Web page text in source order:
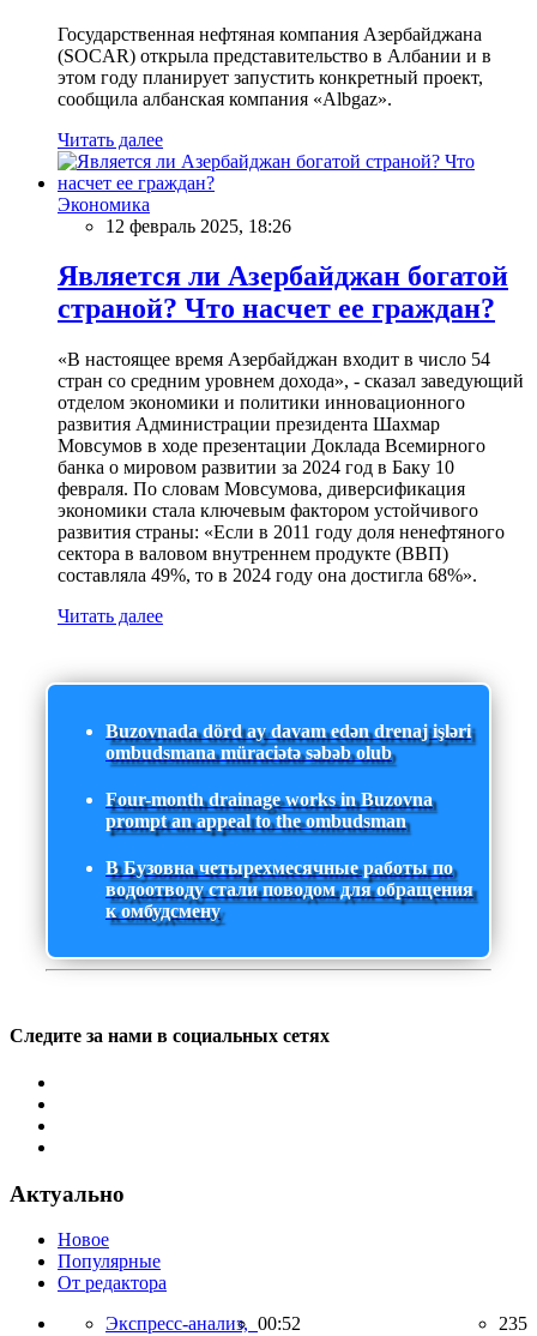
Государственная нефтяная компания Азербайджана
(SOCAR) открыла представительство в Албании и в
этом году планирует запустить конкретный проект,
сообщила албанская компания «Albgaz».
Читать далее
Экономика
12 февраль 2025, 18:26
Является ли Азербайджан богатой
страной? Что насчет ее граждан?
«В настоящее время Азербайджан входит в число 54
стран со средним уровнем дохода», - сказал заведующий
отделом экономики и политики инновационного
развития Администрации президента Шахмар
Мовсумов в ходе презентации Доклада Всемирного
банка о мировом развитии за 2024 год в Баку 10
февраля. По словам Мовсумова, диверсификация
экономики стала ключевым фактором устойчивого
развития страны: «Если в 2011 году доля ненефтяного
сектора в валовом внутреннем продукте (ВВП)
составляла 49%, то в 2024 году она достигла 68%».
Читать далее
Buzovnada dörd ay davam edən drenaj işləri
ombudsmana müraciətə səbəb olub
Four-month drainage works in Buzovna
prompt an appeal to the ombudsman
В Бузовна четырехмесячные работы по
водоотводу стали поводом для обращения
к омбудсмену
Следите за нами в социальных сетях
Актуально
Новое
Популярные
От редактора
Экспресс-анализ, 00:52 235